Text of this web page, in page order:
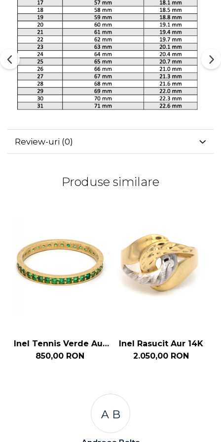
Review-uri (0)
Produse similare
Inel Tennis Verde Aur
14k
850,00 RON
Inel Rasucit Aur 14K
2.050,00 RON
A B